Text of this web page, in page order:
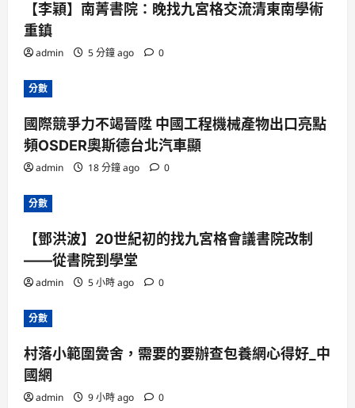
【李穎】南菁書院：晚找九宮格交流清東南學術
重鎮
admin 5 分鐘 ago 0
分數
國際競爭力不竭晉陞 中國工程機械產物出口亮點
頻OSDER奧斯德台北汽車顯
admin 18 分鐘 ago 0
分數
【鄧洪波】20世紀初的找九宮格會議書院改制
——從書院到學堂
admin 5 小時 ago 0
分數
村落小範圍黌舍，需要的要辦查包養網心得好_中
國網
admin 9 小時 ago 0